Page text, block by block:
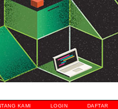
KAMI LOGIN
DAFTAR